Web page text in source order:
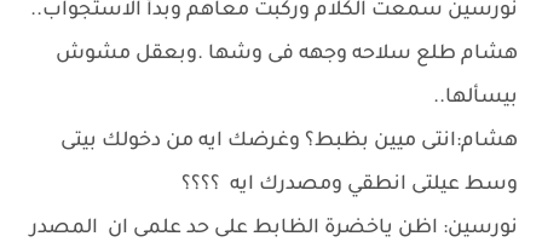
نورسين سمعت الكلام وركبت معاهم وبدأ الاستجواب..
هشام طلع سلاحه وجهه فى وشها .وبعقل مشوش
بيسألها..
هشام:انتى ميين بظبط؟ وغرضك ايه من دخولك بيتى
وسط عيلتى انطقي ومصدرك ايه ؟؟؟؟
نورسين: اظن ياخضرة الظابط على حد علمى ان المصدر